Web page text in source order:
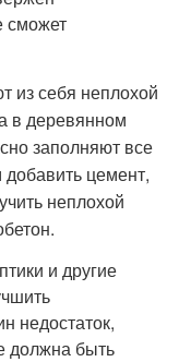
сможет
из себя неплохой
в деревянном
заполняют все
цемент,
неплохой
и другие
недостаток,
должна быть